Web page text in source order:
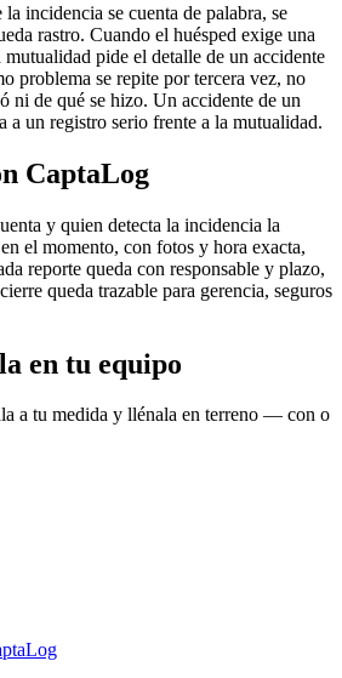
incidencia se cuenta de palabra, se
rastro. Cuando el huésped exige una
pide el detalle de un accidente
problema se repite por tercera vez, no
ni de qué se hizo. Un accidente de un
a un registro serio frente a la mutualidad.
CaptaLog
y quien detecta la incidencia la
el momento, con fotos y hora exacta,
reporte queda con responsable y plazo,
queda trazable para gerencia, seguros
en tu equipo
a tu medida y llénala en terreno — con o